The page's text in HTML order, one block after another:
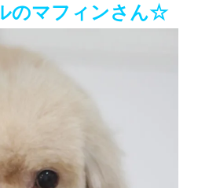
のマフィンさん☆